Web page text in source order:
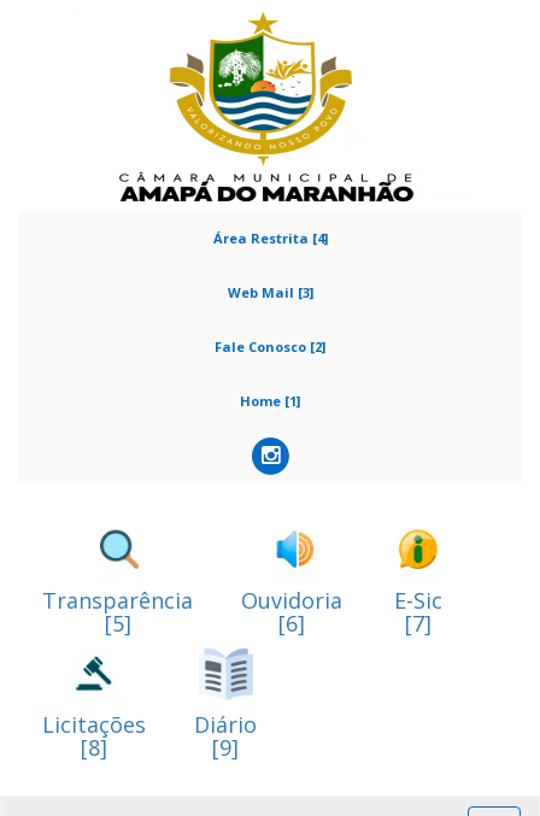
Área Restrita [4]
Web Mail [3]
Fale Conosco [2]
Home [1]
Transparência
[5]
Ouvidoria
[6]
E-Sic
[7]
Licitações
[8]
Diário
[9]